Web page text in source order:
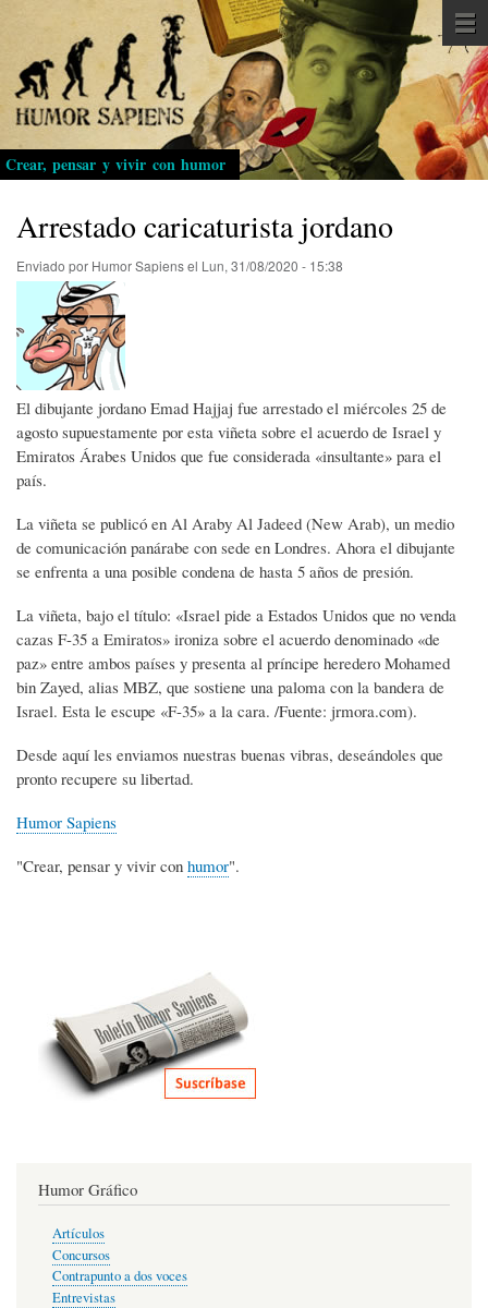
Pasar
al
contenido
principal
Crear, pensar y vivir con humor
Arrestado caricaturista jordano
Enviado por Humor Sapiensel Lun, 31/08/2020 - 15:38
El dibujante jordano Emad Hajjaj fue arrestado el miércoles 25 de
agosto supuestamente por esta viñeta sobre el acuerdo de Israel y
Emiratos Árabes Unidos que fue considerada «insultante» para el
país.
La viñeta se publicó en Al Araby Al Jadeed (New Arab), un medio
de comunicación panárabe con sede en Londres. Ahora el dibujante
se enfrenta a una posible condena de hasta 5 años de presión.
La viñeta, bajo el título: «Israel pide a Estados Unidos que no venda
cazas F-35 a Emiratos» ironiza sobre el acuerdo denominado «de
paz» entre ambos países y presenta al príncipe heredero Mohamed
bin Zayed, alias MBZ, que sostiene una paloma con la bandera de
Israel. Esta le escupe «F-35» a la cara. /Fuente: jrmora.com).
Desde aquí les enviamos nuestras buenas vibras, deseándoles que
pronto recupere su libertad.
Humor Sapiens
"Crear, pensar y vivir con humor".
Humor Gráfico
Artículos
Concursos
Contrapunto a dos voces
Entrevistas